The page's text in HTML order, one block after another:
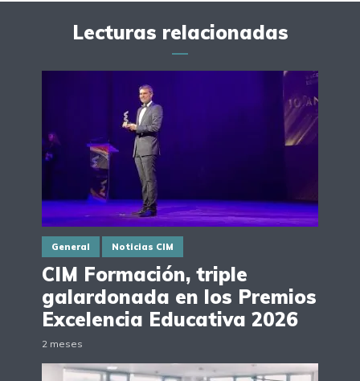
Lecturas relacionadas
General Noticias CIM
CIM Formación, triple
galardonada en los Premios
Excelencia Educativa 2026
2 meses